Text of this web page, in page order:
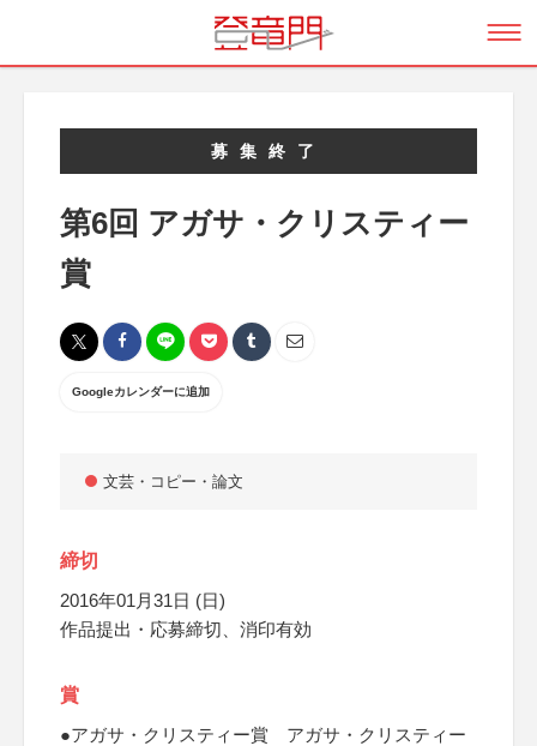
募集終了
第6回 アガサ・クリスティー
賞
Googleカレンダーに追加
文芸・コピー・論文
締切
2016年01月31日 (日)
作品提出・応募締切、消印有効
賞
●アガサ・クリスティー賞 アガサ・クリスティー